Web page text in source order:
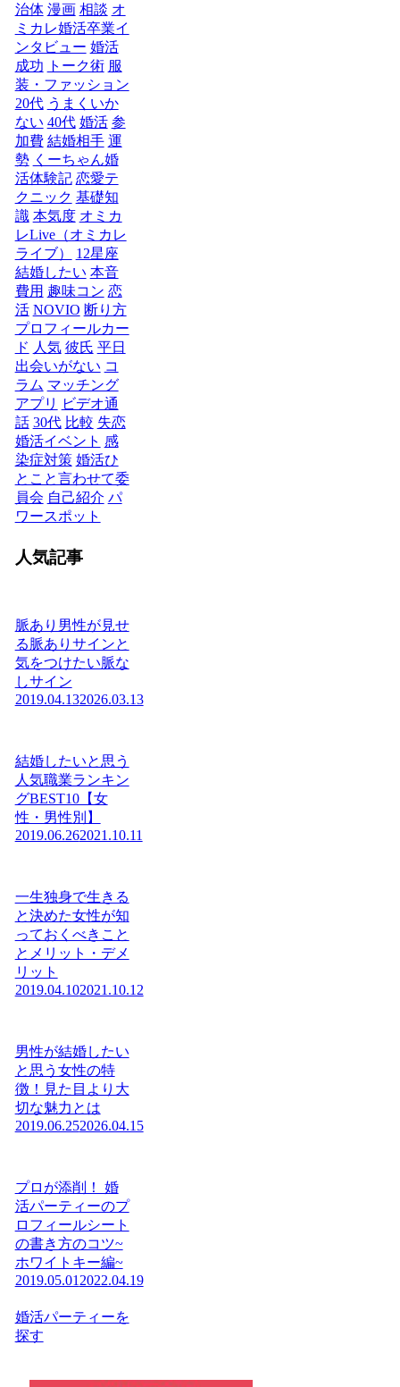
治体 漫画 相談 オ
ミカレ婚活卒業イ
ンタビュー 婚活
成功
トーク術 服
装・ファッション
20代 うまくいか
ない 40代 婚活 参
加費 結婚相手 運
勢 くーちゃん婚
活体験記 恋愛テ
クニック 基礎知
識 本気度 オミカ
レLive（オミカレ
ライブ）
12星座
結婚したい 本音
費用 趣味コン 恋
活 NOVIO 断り方
プロフィールカー
ド 人気 彼氏 平日
出会いがない コ
ラム マッチング
アプリ
ビデオ通
話 30代 比較 失恋
婚活イベント 感
染症対策 婚活ひ
とこと言わせて委
員会 自己紹介 パ
ワースポット
人気記事
脈あり男性が見せ
る脈ありサインと
気をつけたい脈な
しサイン
2019.04.132026.03.13
結婚したいと思う
人気職業ランキン
グBEST10【女
性・男性別】
2019.06.262021.10.11
一生独身で生きる
と決めた女性が知
っておくべきこと
とメリット・デメ
リット
2019.04.102021.10.12
男性が結婚したい
と思う女性の特
徴！見た目より大
切な魅力とは
2019.06.252026.04.15
プロが添削！ 婚
活パーティーのプ
ロフィールシート
の書き方のコツ~
ホワイトキー編~
2019.05.01 2022.04.19
婚活パーティーを
探す